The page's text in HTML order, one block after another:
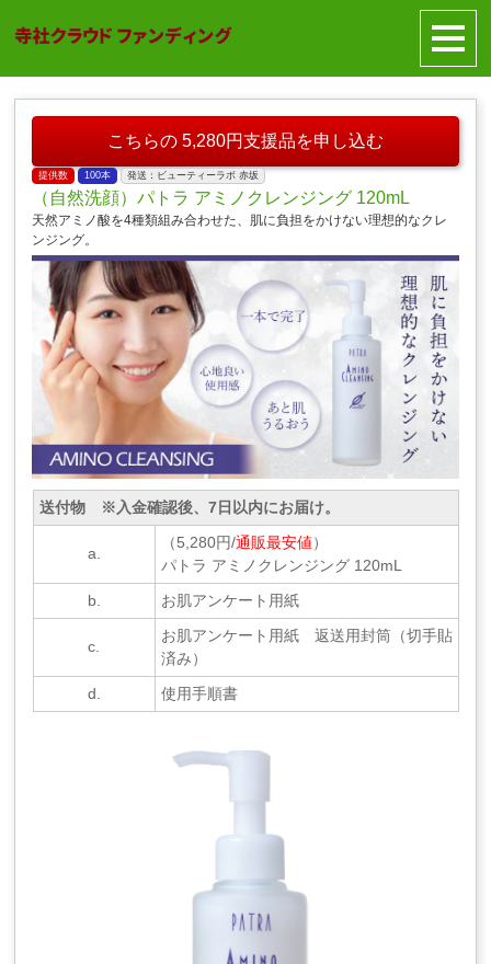
こちらの 5,280円支援品を申し込む
提供数 100本 発送：ビューティーラボ 赤坂
（自然洗顔）パトラ アミノクレンジング 120mL
天然アミノ酸を4種類組み合わせた、肌に負担をかけない理想的なクレ
ンジング。
送付物 ※入金確認後、7日以内にお届け。
a.
（5,280円/通販最安値）
パトラ アミノクレンジング 120mL
b.
お肌アンケート用紙
c.
お肌アンケート用紙 返送用封筒（切手貼
済み）
d.
使用手順書